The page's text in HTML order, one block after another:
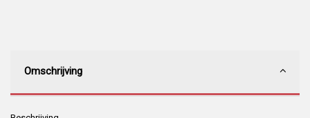
Omschrijving